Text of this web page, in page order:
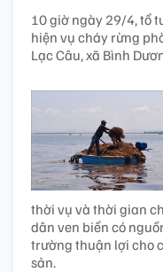
10 giờ ngày 29/4, tổ
hiện vụ cháy rừng
Lạc Câu, xã Bình
thời vụ và thời gian
dân ven biển có
trường thuận lợi cho
sản.